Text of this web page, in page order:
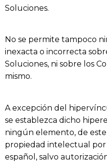
Soluciones.
No se permite tampoco
inexacta o incorrecta
Soluciones, ni sobre los
mismo.
A excepción del
se establezca dicho
ningún elemento, de
propiedad intelectual
español, salvo